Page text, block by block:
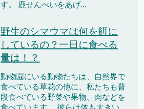
す。 鹿せんべいをあげ...
野生のシマウマは何を餌に
しているの？一日に食べる
量は！？
動物園にいる動物たちは、自然界で
食べている草花の他に、私たちも普
段食べている野菜や果物、肉などを